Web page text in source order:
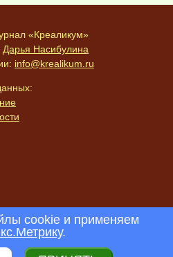
«Креаликум»
Дарья Насибулина
info@krealikum.ru
cookie и применяем
.